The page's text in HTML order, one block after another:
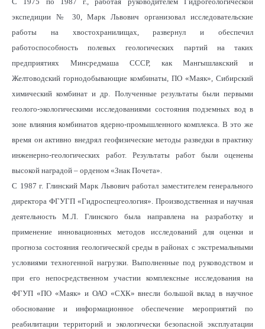
экспедиции № 30, Марк Львович организовал исследовательские
работы на хвостохранилищах, развернул и обеспечил
работоспособность полевых геологических партий на таких
предприятиях Минсредмаша СССР, как Мангышлакский и
Желтоводский горнодобывающие комбинаты, ПО «Маяк», Сибирский
химический комбинат и др. Полученные результаты были первыми
геолого-экологическими исследованиями состояния подземных вод в
зоне влияния комбинатов ядерно-промышленного комплекса. В это же
время он активно внедрял геофизические методы разведки в практику
инженерно-геологических работ. Результаты работ были оценены
высокой наградой – орденом «Знак Почета».
С 1987 г. Глинский Марк Львович работал заместителем генерального
директора ФГУГП «Гидроспецгеология». Производственная и научная
деятельность М.Л. Глинского была направлена на разработку и
применение инновационных методов исследований для оценки и
прогноза состояния геологической среды в районах с экстремальными
условиями техногенной нагрузки. Выполненные под руководством и
при его непосредственном участии комплексные исследования на
ФГУП «ПО «Маяк» и ОАО «СХК» внесли большой вклад в научное
обоснование и информационное обеспечение мероприятий по
реабилитации территорий и экологически безопасной эксплуатации